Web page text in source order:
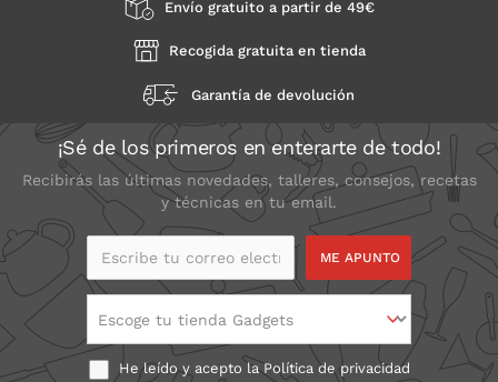
Envío gratuito a partir de 49€
Recogida gratuita en tienda
Garantía de devolución
¡Sé de los primeros en enterarte de todo!
Recibirás las últimas novedades, talleres, consejos, recetas
y técnicas en tu email.
Escribe tu correo
Escoge tu tienda Gadgets
He leído y acepto laPolítica de privacidad